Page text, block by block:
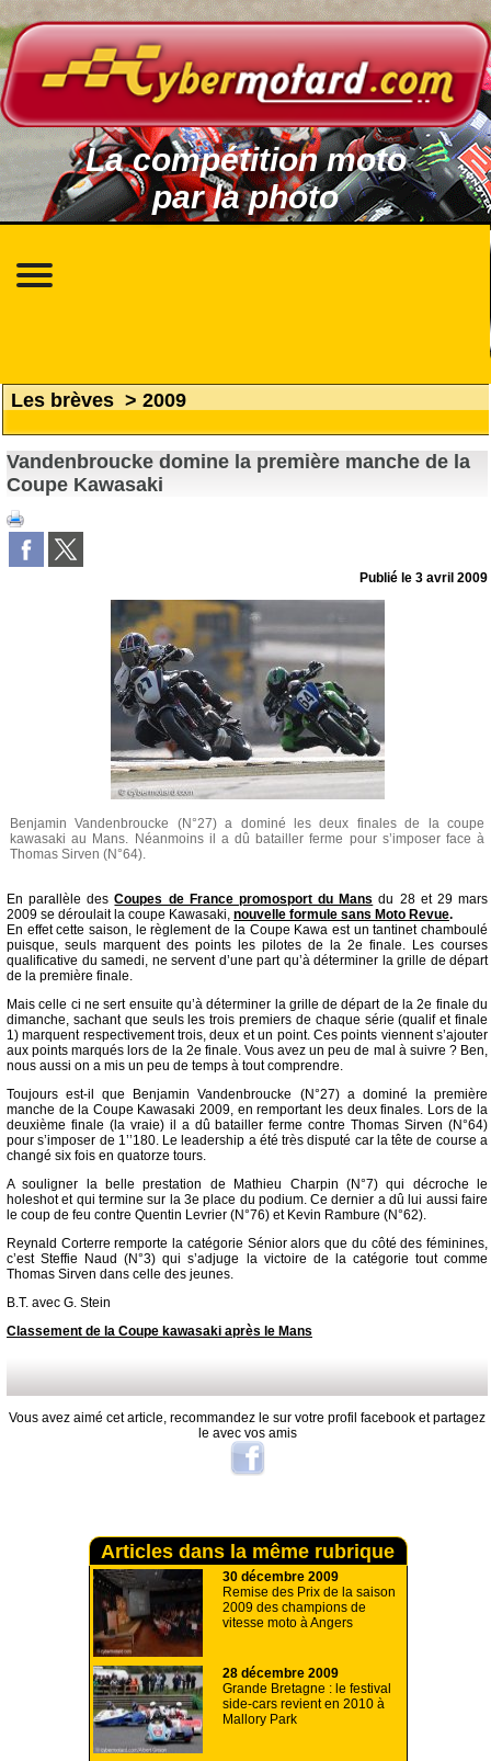
La compétition moto
par la photo
Les brèves > 2009
Vandenbroucke domine la première manche de la
Coupe Kawasaki
Publié le3 avril 2009
Benjamin Vandenbroucke (N°27) a dominé les deux finales de la coupe
kawasaki au Mans. Néanmoins il a dû batailler ferme pour s’imposer face à
Thomas Sirven (N°64).
En parallèle desCoupes de France promosport du Mans du 28 et 29 mars
2009 se déroulait la coupe Kawasaki, nouvelle formule sans Moto Revue.
En effet cette saison, le règlement de la Coupe Kawa est un tantinet chamboulé
puisque, seuls marquent des points les pilotes de la 2e finale. Les courses
qualificative du samedi, ne servent d’une part qu’à déterminer la grille de départ
de la première finale.
Mais celle ci ne sert ensuite qu’à déterminer la grille de départ de la 2e finale du
dimanche, sachant que seuls les trois premiers de chaque série (qualif et finale
1) marquent respectivement trois, deux et un point. Ces points viennent s’ajouter
aux points marqués lors de la 2e finale. Vous avez un peu de mal à suivre ? Ben,
nous aussi on a mis un peu de temps à tout comprendre.
Toujours est-il que Benjamin Vandenbroucke (N°27) a dominé la première
manche de la Coupe Kawasaki 2009, en remportant les deux finales. Lors de la
deuxième finale (la vraie) il a dû batailler ferme contre Thomas Sirven (N°64)
pour s’imposer de 1’’180. Le leadership a été très disputé car la tête de course a
changé six fois en quatorze tours.
A souligner la belle prestation de Mathieu Charpin (N°7) qui décroche le
holeshot et qui termine sur la 3e place du podium. Ce dernier a dû lui aussi faire
le coup de feu contre Quentin Levrier (N°76) et Kevin Rambure (N°62).
Reynald Corterre remporte la catégorie Sénior alors que du côté des féminines,
c’est Steffie Naud (N°3) qui s’adjuge la victoire de la catégorie tout comme
Thomas Sirven dans celle des jeunes.
B.T. avec G. Stein
Classement de la Coupe kawasaki après le Mans
Vous avez aimé cet article, recommandez le sur votre profil facebook et partagez
le avec vos amis
Articles dans la même rubrique
30 décembre 2009
Remise des Prix de la saison
2009 des champions de
vitesse moto à Angers
28 décembre 2009
Grande Bretagne : le festival
side-cars revient en 2010 à
Mallory Park